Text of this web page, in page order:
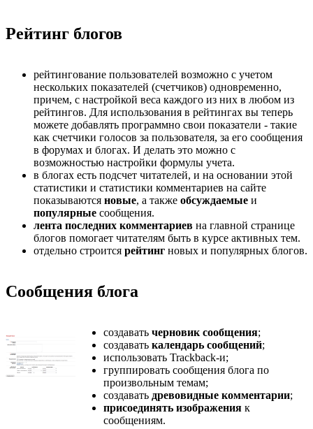
Рейтинг блогов
рейтингование пользователей возможно с учетом
нескольких показателей (счетчиков) одновременно,
причем, с настройкой веса каждого из них в любом из
рейтингов. Для использования в рейтингах вы теперь
можете добавлять программно свои показатели - такие
как счетчики голосов за пользователя, за его сообщения
в форумах и блогах. И делать это можно с
возможностью настройки формулы учета.
в блогах есть подсчет читателей, и на основании этой
статистики и статистики комментариев на сайте
показываются новые, а также обсуждаемые и
популярные сообщения.
лента последних комментариев на главной странице
блогов помогает читателям быть в курсе активных тем.
отдельно строится рейтинг новых и популярных блогов.
Сообщения блога
создавать черновик сообщения;
создавать календарь сообщений;
использовать Trackback-и;
группировать сообщения блога по
произвольным темам;
создавать древовидные комментарии;
присоединять изображения к
сообщениям.